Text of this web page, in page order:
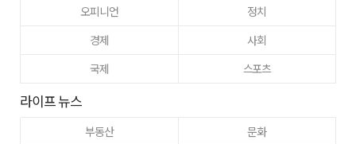
오피니언
정치
경제
사회
국제
스포츠
라이프 뉴스
부동산
문화